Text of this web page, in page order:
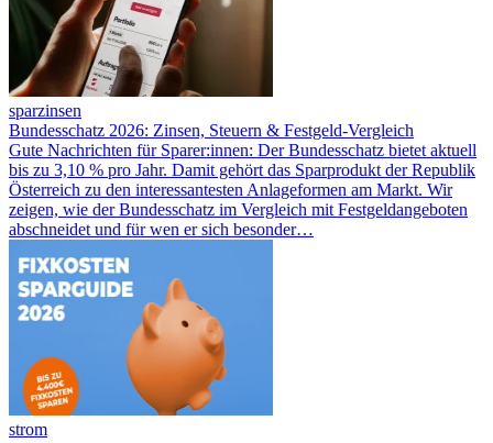
sparzinsen
Bundesschatz 2026: Zinsen, Steuern & Festgeld-Vergleich
Gute Nachrichten für Sparer:innen: Der Bundesschatz bietet aktuell
bis zu 3,10 % pro Jahr. Damit gehört das Sparprodukt der Republik
Österreich zu den interessantesten Anlageformen am Markt. Wir
zeigen, wie der Bundesschatz im Vergleich mit Festgeldangeboten
abschneidet und für wen er sich besonder…
strom